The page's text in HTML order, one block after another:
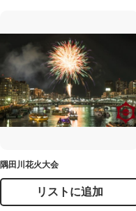
隅田川花火大会
リストに追加